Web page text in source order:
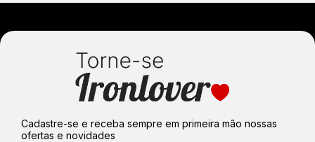
Cadastre-se e receba sempre em primeira mão nossas
ofertas e novidades